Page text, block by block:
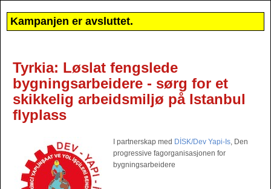
Kampanjen er avsluttet.
Tyrkia: Løslat fengslede
bygningsarbeidere - sørg for et
skikkelig arbeidsmiljø på Istanbul
flyplass
I partnerskap med DİSK/Dev Yapi-Is, Den
progressive fagorganisasjonen for
bygningsarbeidere